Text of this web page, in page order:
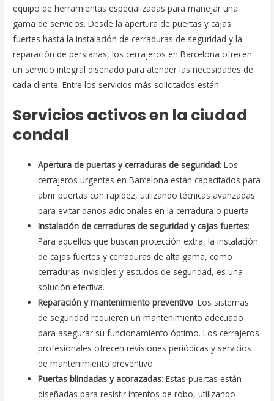
equipo de herramientas especializadas para manejar una
gama de servicios. Desde la apertura de puertas y cajas
fuertes hasta la instalación de cerraduras de seguridad y la
reparación de persianas, los cerrajeros en Barcelona ofrecen
un servicio integral diseñado para atender las necesidades de
cada cliente. Entre los servicios más solicitados están
Servicios activos en la ciudad
condal
Apertura de puertas y cerraduras de seguridad: Los
cerrajeros urgentes en Barcelona están capacitados para
abrir puertas con rapidez, utilizando técnicas avanzadas
para evitar daños adicionales en la cerradura o puerta.
Instalación de cerraduras de seguridad y cajas fuertes:
Para aquellos que buscan protección extra, la instalación
de cajas fuertes y cerraduras de alta gama, como
cerraduras invisibles y escudos de seguridad, es una
solución efectiva.
Reparación y mantenimiento preventivo: Los sistemas
de seguridad requieren un mantenimiento adecuado
para asegurar su funcionamiento óptimo. Los cerrajeros
profesionales ofrecen revisiones periódicas y servicios
de mantenimiento preventivo.
Puertas blindadas y acorazadas: Estas puertas están
diseñadas para resistir intentos de robo, utilizando